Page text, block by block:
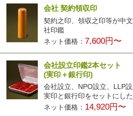
会社 契約領収印
契約之印、領収之印等が中
社印鑑
ネット価格： 7,600円〜
会社設立印鑑2本セット
(実印＋銀行印)
会社設立、NPO設立、LLP
実印と銀行印をセットにし
ネット価格： 14,920円〜